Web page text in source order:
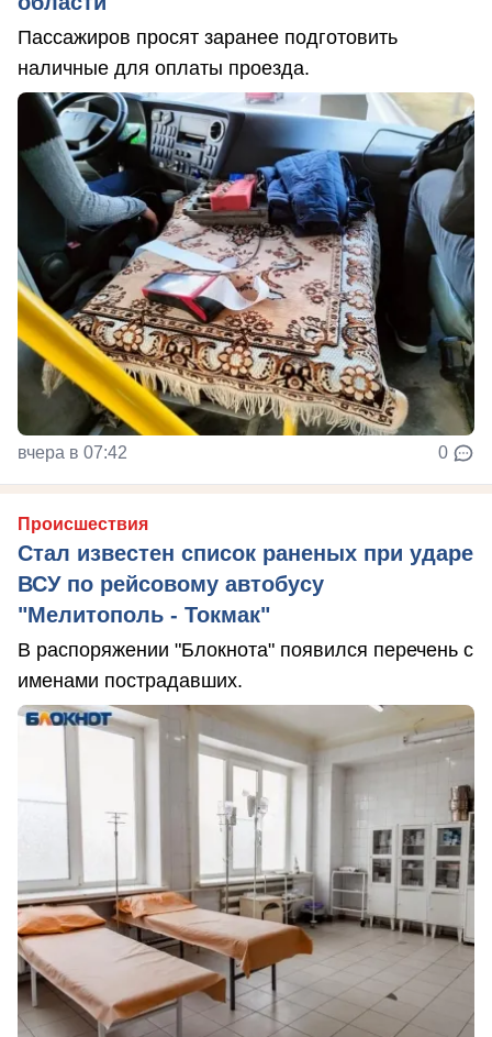
Пассажиров просят заранее подготовить
наличные для оплаты проезда.
вчера в 07:42 0
Происшествия
Стал известен список раненых при ударе
ВСУ по рейсовому автобусу
"Мелитополь - Токмак"
В распоряжении "Блокнота" появился перечень с
именами пострадавших.